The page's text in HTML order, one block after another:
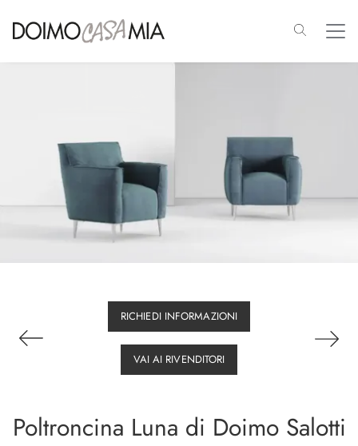
RICHIEDI INFORMAZIONI
VAI AI RIVENDITORI
Poltroncina Luna di Doimo Salotti